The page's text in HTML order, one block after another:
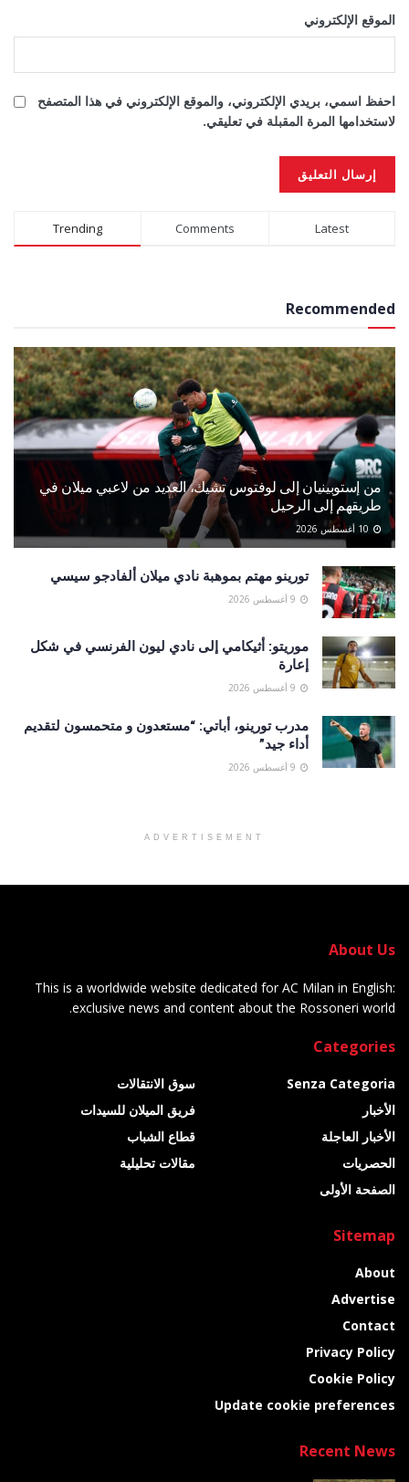
الموقع الإلكتروني
احفظ اسمي، بريدي الإلكتروني، والموقع الإلكتروني في هذا المتصفح
لاستخدامها المرة المقبلة في تعليقي.
Alternative:
Trending Comments Latest
Recommended
من إستوبينيان إلى لوفتوس تشيك، العديد من لاعبي ميلان في
طريقهم إلى الرحيل
تورينو مهتم بموهبة نادي ميلان ألفادجو سيسي
موريتو: أثيكامي إلى نادي ليون الفرنسي في شكل
إعارة
مدرب تورينو، أباتي: “مستعدون و متحمسون لتقديم
أداء جيد”
ADVERTISEMENT
About Us
This is a worldwide website dedicated for AC Milan in English:
exclusive news and content about the Rossoneri world.
Categories
Senza Categoria
الأخبار
الأخبار العاجلة
الحصريات
الصفحة الأولى
سوق الانتقالات
فريق الميلان للسيدات
قطاع الشباب
مقالات تحليلية
Sitemap
About
Advertise
Contact
Privacy Policy
Cookie Policy
Update cookie preferences
Recent News